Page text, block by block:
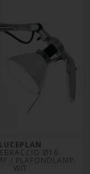
LUCEPLAN
Ø16
/ PLAFONDLAMP,
WIT